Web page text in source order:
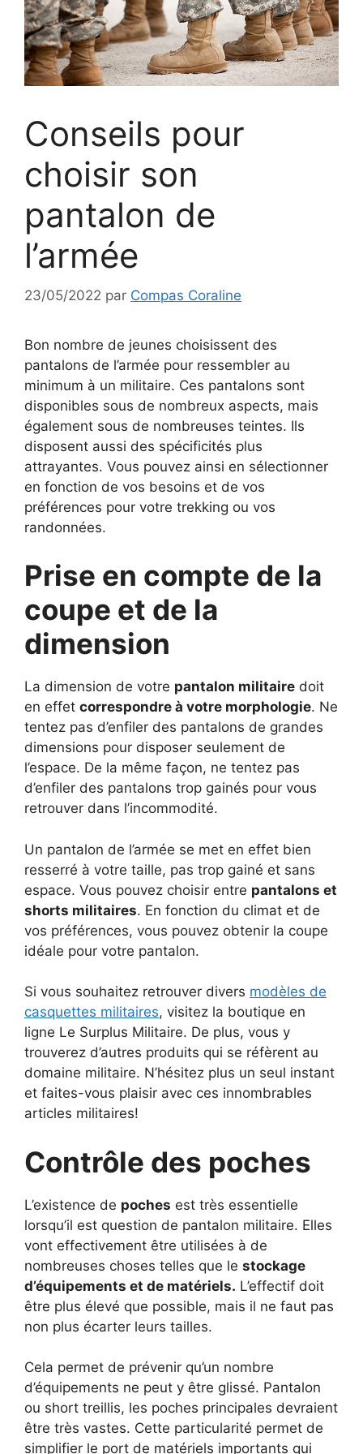
Conseils pour
choisir son
pantalon de
l’armée
23/05/2022 par Compas Coraline
Bon nombre de jeunes choisissent des
pantalons de l’armée pour ressembler au
minimum à un militaire. Ces pantalons sont
disponibles sous de nombreux aspects, mais
également sous de nombreuses teintes. Ils
disposent aussi des spécificités plus
attrayantes. Vous pouvez ainsi en sélectionner
en fonction de vos besoins et de vos
préférences pour votre trekking ou vos
randonnées.
Prise en compte de la
coupe et de la
dimension
La dimension de votre pantalon militaire doit
en effet correspondre à votre morphologie. Ne
tentez pas d’enfiler des pantalons de grandes
dimensions pour disposer seulement de
l’espace. De la même façon, ne tentez pas
d’enfiler des pantalons trop gainés pour vous
retrouver dans l’incommodité.
Un pantalon de l’armée se met en effet bien
resserré à votre taille, pas trop gainé et sans
espace. Vous pouvez choisir entre pantalons et
shorts militaires. En fonction du climat et de
vos préférences, vous pouvez obtenir la coupe
idéale pour votre pantalon.
Si vous souhaitez retrouver divers modèles de
casquettes militaires, visitez la boutique en
ligne Le Surplus Militaire. De plus, vous y
trouverez d’autres produits qui se réfèrent au
domaine militaire. N’hésitez plus un seul instant
et faites-vous plaisir avec ces innombrables
articles militaires!
Contrôle des poches
L’existence de poches est très essentielle
lorsqu’il est question de pantalon militaire. Elles
vont effectivement être utilisées à de
nombreuses choses telles que le stockage
d’équipements et de matériels. L’effectif doit
être plus élevé que possible, mais il ne faut pas
non plus écarter leurs tailles.
Cela permet de prévenir qu’un nombre
d’équipements ne peut y être glissé. Pantalon
ou short treillis, les poches principales devraient
être très vastes. Cette particularité permet de
simplifier le port de matériels importants qui